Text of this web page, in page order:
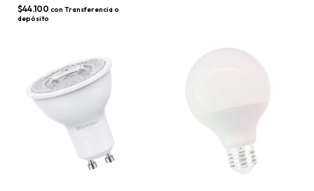
$44.100 con Transferencia o
depósito